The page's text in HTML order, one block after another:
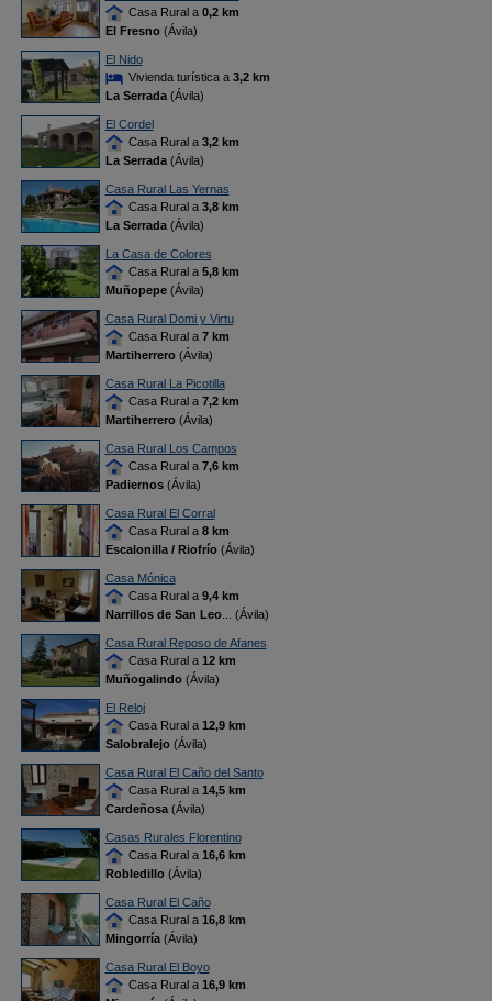
Casa Rural a 0,2 km
El Fresno(Ávila)
El Nido
Vivienda turística a 3,2 km
La Serrada(Ávila)
El Cordel
Casa Rural a 3,2 km
La Serrada(Ávila)
Casa Rural Las Yernas
Casa Rural a 3,8 km
La Serrada(Ávila)
La Casa de Colores
Casa Rural a 5,8 km
Muñopepe(Ávila)
Casa Rural Domi y Virtu
Casa Rural a 7 km
Martiherrero(Ávila)
Casa Rural La Picotilla
Casa Rural a 7,2 km
Martiherrero(Ávila)
Casa Rural Los Campos
Casa Rural a 7,6 km
Padiernos(Ávila)
Casa Rural El Corral
Casa Rural a 8 km
Escalonilla / Riofrío(Ávila)
Casa Mónica
Casa Rural a 9,4 km
Narrillos de San Leo... (Ávila)
Casa Rural Reposo de Afanes
Casa Rural a 12 km
Muñogalindo(Ávila)
El Reloj
Casa Rural a 12,9 km
Salobralejo(Ávila)
Casa Rural El Caño del Santo
Casa Rural a 14,5 km
Cardeñosa(Ávila)
Casas Rurales Florentino
Casa Rural a 16,6 km
Robledillo(Ávila)
Casa Rural El Caño
Casa Rural a 16,8 km
Mingorría(Ávila)
Casa Rural El Boyo
Casa Rural a 16,9 km